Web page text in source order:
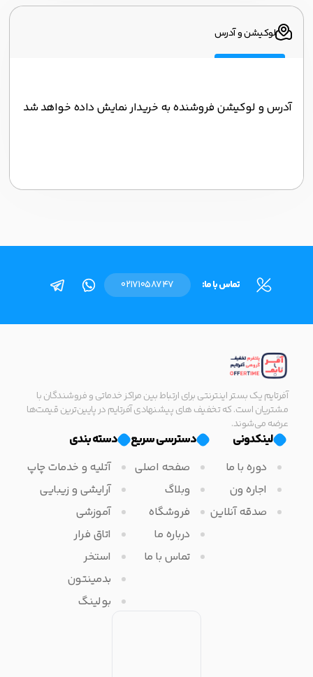
لوکیشن و آدرس
آدرس و لوکیشن فروشنده به خریدار نمایش داده خواهد شد
تماس با ما: 02171058747
آفرتایم یک بستر اینترنتی برای ارتباط بین مراکز خدماتی و فروشندگان با
مشتریان است. که تخفیف های پیشنهادی آفرتایم در پایین‌ترین قیمت‌ها
عرضه می‌شوند.
لینکدونی
دوره با ما
اجاره ون
صدقه آنلاین
دسترسی سریع
صفحه اصلی
وبلاگ
فروشگاه
درباره ما
تماس با ما
دسته بندی
آتلیه و خدمات چاپ
آرایشی و زیبایی
آموزشی
اتاق فرار
استخر
بدمینتون
بولینگ